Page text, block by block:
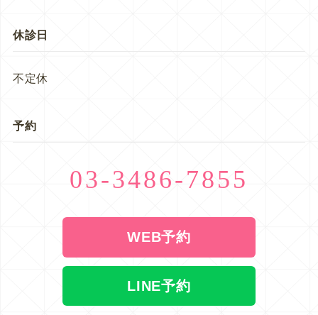
休診日
不定休
予約
03-3486-7855
WEB予約
LINE予約